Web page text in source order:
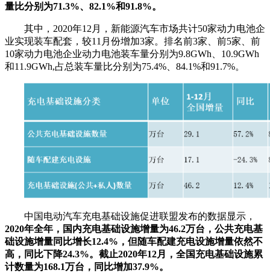
量比分别为71.3%、82.1%和91.8%。
其中，2020年12月，新能源汽车市场共计50家动力电池企
业实现装车配套，较11月份增加3家。排名前3家、前5家、前
10家动力电池企业动力电池装车量分别为9.8GWh、10.9GWh
和11.9GWh,占总装车量比分别为75.4%、84.1%和91.7%。
中国电动汽车充电基础设施促进联盟发布的数据显示，
2020年全年，国内充电基础设施增量为46.2万台，公共充电基
础设施增量同比增长12.4%，但随车配建充电设施增量依然不
高，同比下降24.3%。截止2020年12月，全国充电基础设施累
计数量为168.1万台，同比增加37.9%。